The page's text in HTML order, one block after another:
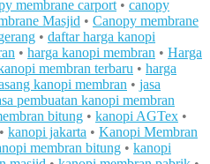
membrane carport • canopy
Masjid • Canopy membrane
• daftar harga kanopi
• harga kanopi membran • Harga
membran terbaru • harga
kanopi membran • jasa
pembuatan kanopi membran
bitung • kanopi AGTex •
• kanopi jakarta • Kanopi Membran
membran bitung • kanopi